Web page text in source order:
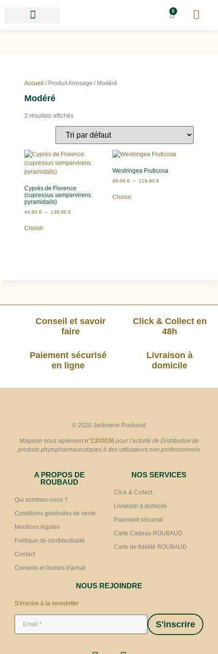
0
Accueil / Produit Arrosage / Modéré
Modéré
2 résultats affichés
Cyprès de Florence
(cupressus sempervirens
pyramidalis)
44,90 € – 139,90 €
Choisir
Westringea Fruticosa
69,90 € – 119,90 €
Choisir
Conseil et savoir
faire
Click & Collect en
48h
Paiement sécurisé
en ligne
Livraison à
domicile
© 2020 Jardinerie Roubaud
Magasin sous agrémentn°1300036pour l’activité de Distribution de
produits phytopharmaceutiques à des utilisateurs non professionnels
A PROPOS DE
ROUBAUD
Qui sommes-nous ?
Conditions générales de vente
Mentions légales
Politique de confidentialité
Contact
Conseils et Guides d'achat
NOS SERVICES
Click & Collect
Livraison à domicile
Paiement sécurisé
Carte Cadeau ROUBAUD
Carte de fidélité ROUBAUD
NOUS REJOINDRE
S'inscrire à la newsletter
S'inscrire